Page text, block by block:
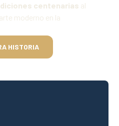
centenarias al
moderno en la
HISTORIA